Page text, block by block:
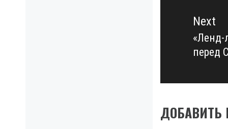
Next
Next
post:
«Ленд-
перед
ДОБАВИТЬ